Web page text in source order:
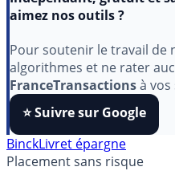
aimez nos outils ?
Pour soutenir le travail de
algorithmes et ne rater
FranceTransactionsà vos
⭐️ Suivre sur Google